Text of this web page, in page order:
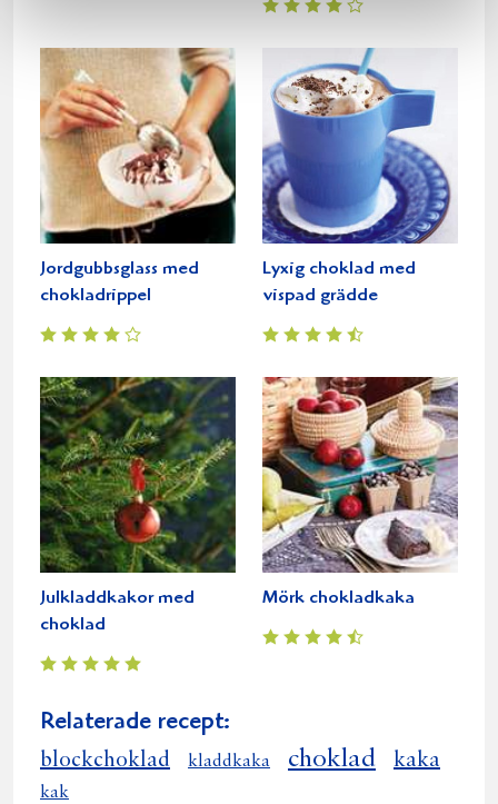
Jordgubbsglass med
chokladrippel
Lyxig choklad med
vispad grädde
Julkladdkakor med
choklad
Mörk chokladkaka
Relaterade recept:
blockchoklad kladdkaka choklad kaka
kak